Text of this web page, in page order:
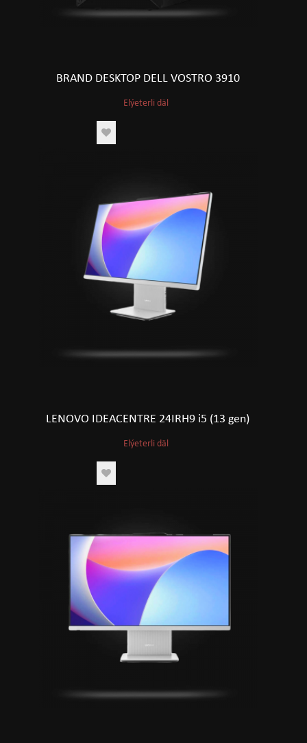
BRAND DESKTOP DELL VOSTRO 3910
Elýeterli däl
LENOVO IDEACENTRE 24IRH9 i5 (13 gen)
Elýeterli däl